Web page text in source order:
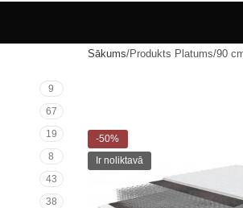
9
67
19
8
43
38
Sākums Produkts Platums 90
-50%
Ir noliktavā